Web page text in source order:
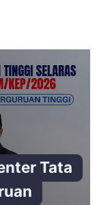
Tata